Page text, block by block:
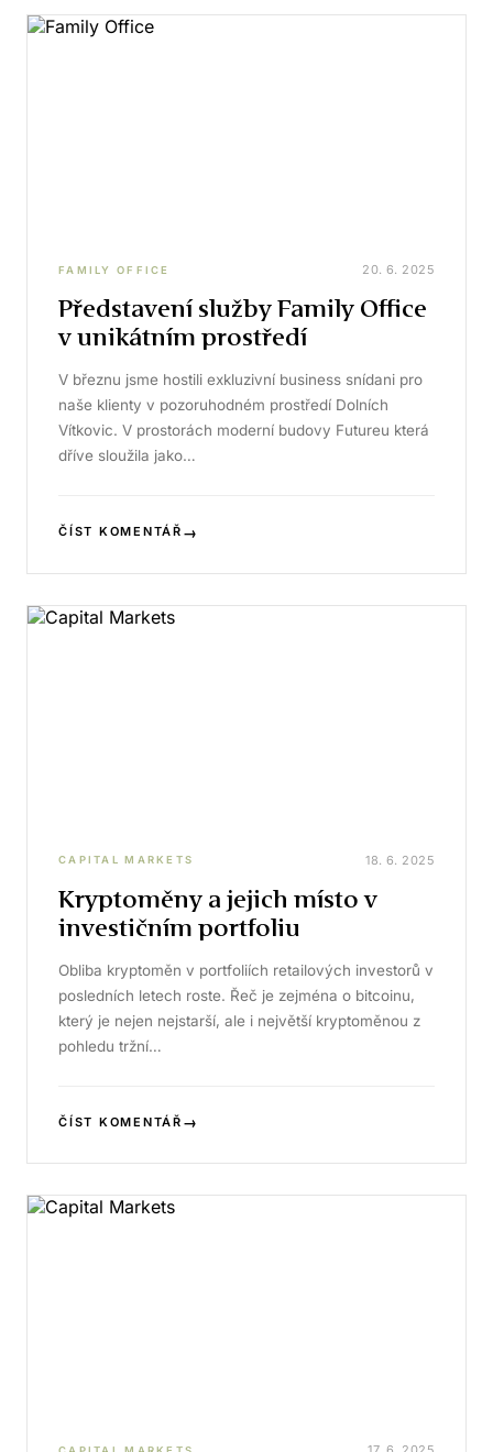
FAMILY OFFICE 20. 6. 2025
Představení služby Family Office
v unikátním prostředí
V březnu jsme hostili exkluzivní business snídani pro
naše klienty v pozoruhodném prostředí Dolních
Vítkovic. V prostorách moderní budovy Futureu která
dříve sloužila jako…
ČÍST KOMENTÁŘ →
CAPITAL MARKETS 18. 6. 2025
Kryptoměny a jejich místo v
investičním portfoliu
Obliba kryptoměn v portfoliích retailových investorů v
posledních letech roste. Řeč je zejména o bitcoinu,
který je nejen nejstarší, ale i největší kryptoměnou z
pohledu tržní…
ČÍST KOMENTÁŘ →